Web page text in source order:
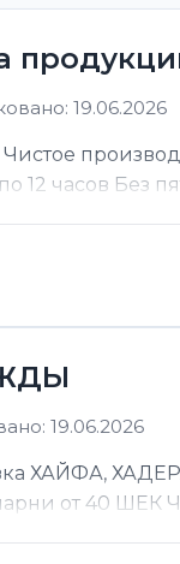
19.06.2026
12 часов Без
19.06.2026
от 40